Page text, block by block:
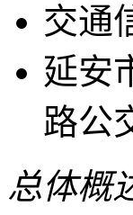
交通
延安
路公
总体概